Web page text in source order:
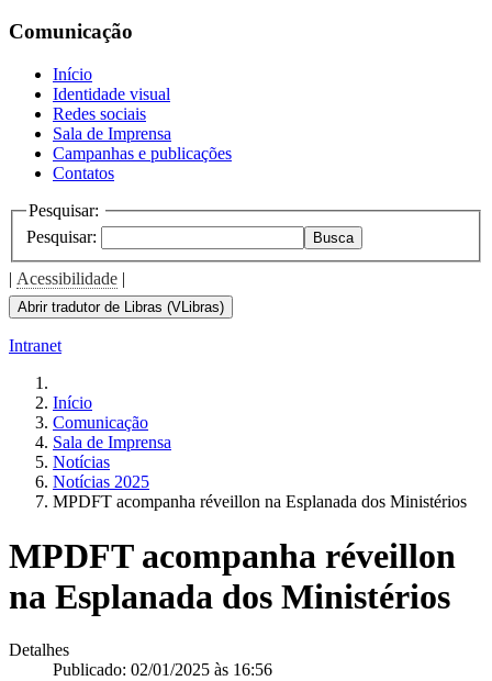
Comunicação
Início
Identidade visual
Redes sociais
Sala de Imprensa
Campanhas e publicações
Contatos
Pesquisar:
Pesquisar:
Busca
| Acessibilidade |
Abrir tradutor de Libras (VLibras)
Intranet
Início
Comunicação
Sala de Imprensa
Notícias
Notícias 2025
MPDFT acompanha réveillon na Esplanada dos Ministérios
MPDFT acompanha réveillon
na Esplanada dos Ministérios
Detalhes
Publicado: 02/01/2025 às 16:56